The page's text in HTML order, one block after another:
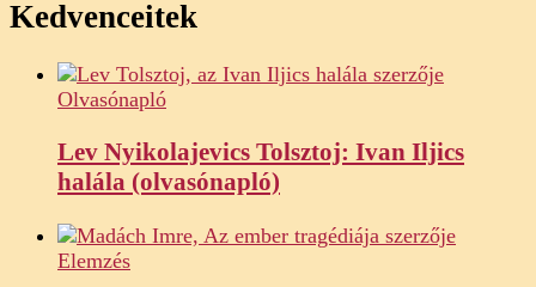
Kedvenceitek
Olvasónapló
Lev Nyikolajevics Tolsztoj: Ivan Iljics
halála (olvasónapló)
Elemzés